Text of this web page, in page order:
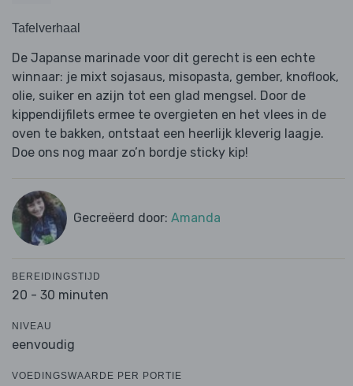
Tafelverhaal
De Japanse marinade voor dit gerecht is een echte
winnaar: je mixt sojasaus, misopasta, gember, knoflook,
olie, suiker en azijn tot een glad mengsel. Door de
kippendijfilets ermee te overgieten en het vlees in de
oven te bakken, ontstaat een heerlijk kleverig laagje.
Doe ons nog maar zo’n bordje sticky kip!
Gecreëerd door: Amanda
BEREIDINGSTIJD
20 - 30 minuten
NIVEAU
eenvoudig
VOEDINGSWAARDE PER PORTIE